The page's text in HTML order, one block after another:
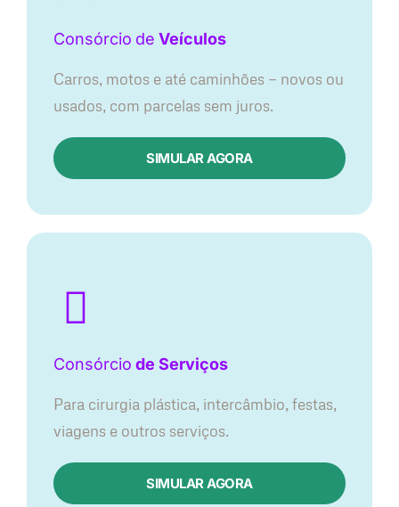
Consórcio de Veículos
Carros, motos e até caminhões — novos ou
usados, com parcelas sem juros.
SIMULAR AGORA
Consórcio de Serviços
Para cirurgia plástica, intercâmbio, festas,
viagens e outros serviços.
SIMULAR AGORA